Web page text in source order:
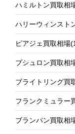
ハミルトン買取相
ハリーウィンスト
ピアジェ買取相場
ブシュロン買取相
ブライトリング買
フランクミュラー
ブランパン買取相